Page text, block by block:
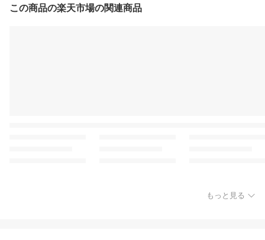
この商品の楽天市場の関連商品
もっと見る